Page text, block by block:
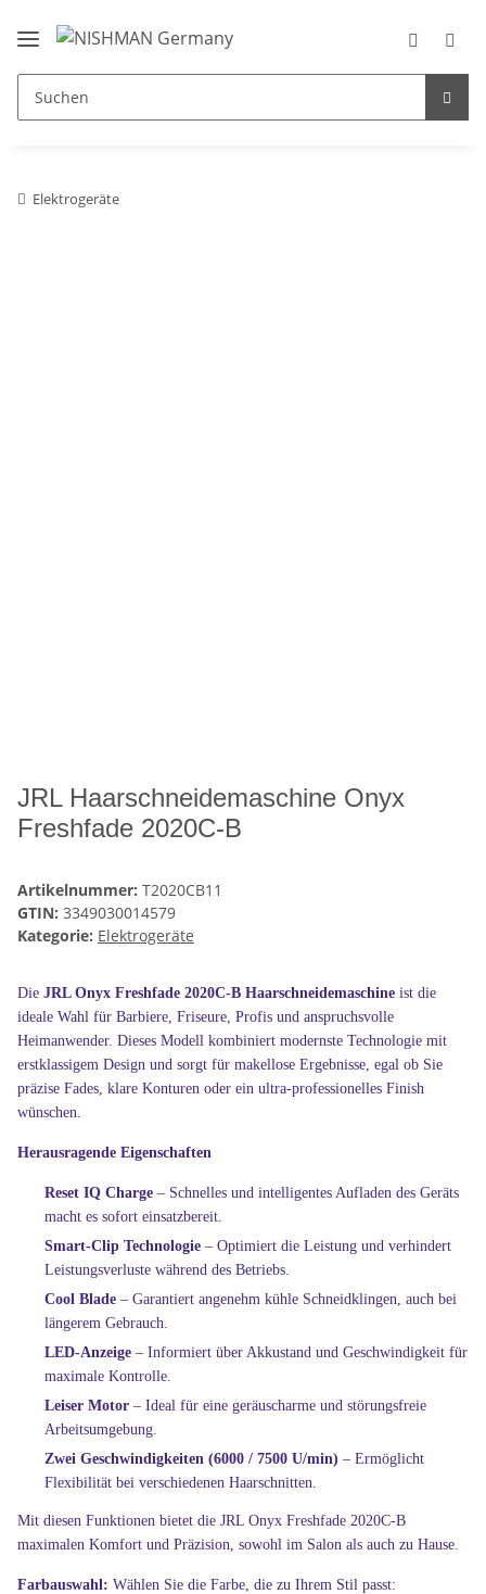
Elektrogeräte
JRL Haarschneidemaschine Onyx
Freshfade 2020C-B
Artikelnummer: T2020CB11
GTIN: 3349030014579
Kategorie: Elektrogeräte
Die JRL Onyx Freshfade 2020C-B Haarschneidemaschine ist die
ideale Wahl für Barbiere, Friseure, Profis und anspruchsvolle
Heimanwender. Dieses Modell kombiniert modernste Technologie mit
erstklassigem Design und sorgt für makellose Ergebnisse, egal ob Sie
präzise Fades, klare Konturen oder ein ultra-professionelles Finish
wünschen.
Herausragende Eigenschaften
Reset IQ Charge – Schnelles und intelligentes Aufladen des Geräts
macht es sofort einsatzbereit.
Smart-Clip Technologie – Optimiert die Leistung und verhindert
Leistungsverluste während des Betriebs.
Cool Blade – Garantiert angenehm kühle Schneidklingen, auch bei
längerem Gebrauch.
LED-Anzeige – Informiert über Akkustand und Geschwindigkeit für
maximale Kontrolle.
Leiser Motor – Ideal für eine geräuscharme und störungsfreie
Arbeitsumgebung.
Zwei Geschwindigkeiten (6000 / 7500 U/min) – Ermöglicht
Flexibilität bei verschiedenen Haarschnitten.
Mit diesen Funktionen bietet die JRL Onyx Freshfade 2020C-B
maximalen Komfort und Präzision, sowohl im Salon als auch zu Hause.
Farbauswahl: Wählen Sie die Farbe, die zu Ihrem Stil passt: